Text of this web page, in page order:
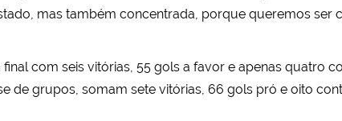
mas também concentrada, porque queremos ser
final com seis vitórias, 55 gols a favor e apenas quatro
de grupos, somam sete vitórias, 66 gols pró e oito